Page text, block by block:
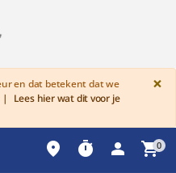
en dat betekent dat we
|
Lees hier wat dit voor je
×
place timer person shopping_cart0